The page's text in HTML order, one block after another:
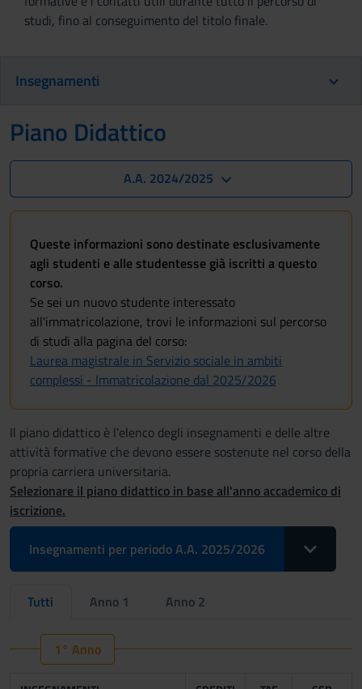
studi, fino al conseguimento del titolo finale.
Insegnamenti
Piano Didattico
A.A. 2024/2025
Queste informazioni sono destinate esclusivamente
agli studenti e alle studentesse già iscritti a questo
corso.
Se sei un nuovo studente interessato
all'immatricolazione, trovi le informazioni sul percorso
di studi alla pagina del corso:
Laurea magistrale in Servizio sociale in ambiti
complessi - Immatricolazione dal 2025/2026
Il piano didattico è l'elenco degli insegnamenti e delle altre
attività formative che devono essere sostenute nel corso della
propria carriera universitaria.
Selezionare il piano didattico in base all'anno accademico di
iscrizione.
Insegnamenti per periodo A.A. 2025/2026
Toggle
Tutti Anno 1 Anno 2
1° Anno